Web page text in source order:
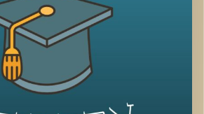
בינה מלאכותית כבר לא נמצאת רק
נכנסת אל תוך חדרי הטיפול, אל תוך
ולעיתים גם אל תוך ההחלטות הכי קריטיות
האם זה הופך את הרפואה למדויקת יותר,
האופן שבו רופאים חושבים, שוקלים